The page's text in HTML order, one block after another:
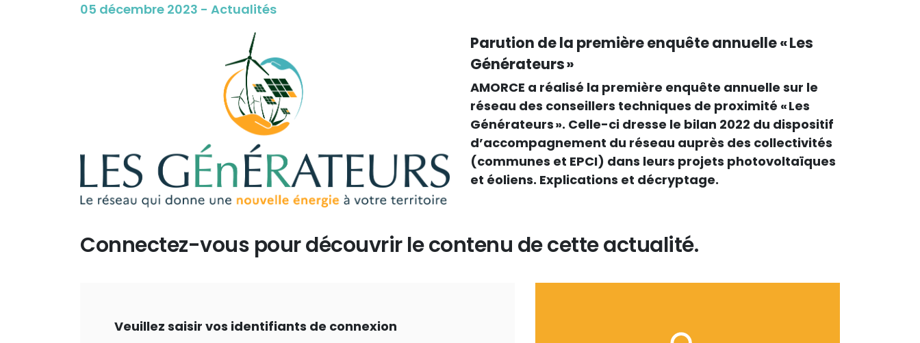
05 décembre 2023 - Actualités
Parution de la première enquête annuelle « Les
Générateurs »
AMORCE a réalisé la première enquête annuelle sur le
réseau des conseillers techniques de proximité « Les
Générateurs ». Celle-ci dresse le bilan 2022 du dispositif
d’accompagnement du réseau auprès des collectivités
(communes et EPCI) dans leurs projets photovoltaïques
et éoliens. Explications et décryptage.
Connectez-vous pour découvrir le contenu de cette actualité.
Veuillez saisir vos identifiants de connexion